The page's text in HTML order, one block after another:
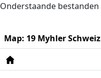
Naar de inhoud
Naar de hoofdnavigatie
Onderstaande
Map: 19 Myhler Schweiz